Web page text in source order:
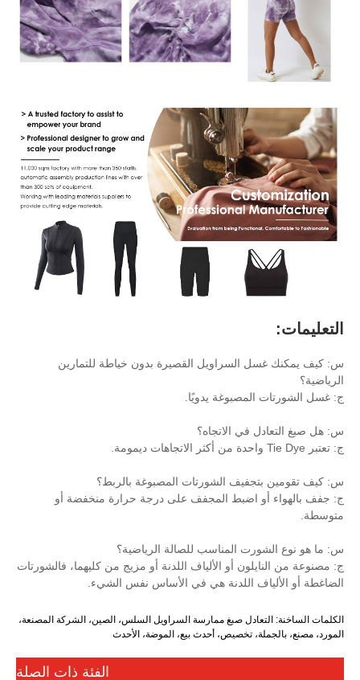
القصيرة بدون خياطة للتمارين
يدويًا.
الاتجاه؟
الشورتات المصبوغة بالربط؟
المجفف على درجة حرارة منخفضة أو
المناسب للصالة الرياضية؟
أو الألياف اللدنة أو مزيج من كليهما، فالشورتات
اللدنة هي في الأساس نفس الشيء.
صبغ ممارسة السراويل السلس، الصين، الشركة المصنعة،
تخصيص، أحدث بيع، الموضة، الأحدث